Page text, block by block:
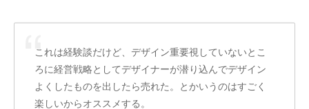
これは経験談だけど、デザイン重要視していないとこ
ろに経営戦略としてデザイナーが潜り込んでデザイン
よくしたものを出したら売れた。とかいうのはすごく
楽しいからオススメする。